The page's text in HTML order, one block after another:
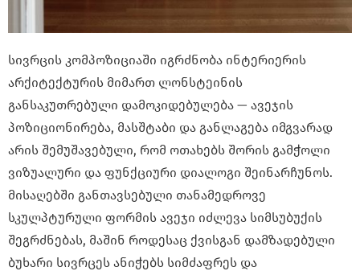
სივრცის კომპოზიციაში იგრძნობა ინტერიერის
არქიტექტურის მიმართ ლონსტეინის
განსაკუთრებული დამოკიდებულება — ავეჯის
პოზიციონირება, მასშტაბი და განლაგება იმგვარად
არის შემუშავებული, რომ ოთახებს შორის გამჭოლი
ვიზუალური და ფუნქციური დიალოგი შეინარჩუნოს.
მისაღებში განთავსებული თანამედროვე
სკულპტურული ფორმის ავეჯი იძლევა სიმსუბუქის
შეგრძნებას, მაშინ როდესაც ქვისგან დამზადებული
ბუხარი სივრცეს ანიჭებს სიმძაფრეს და